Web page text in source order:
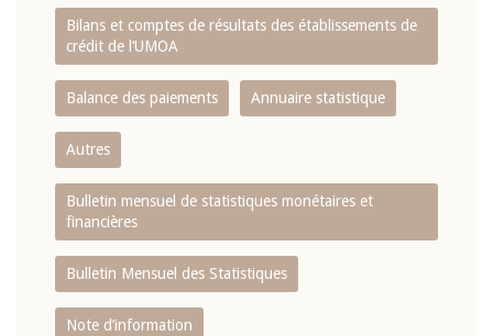
Bilans et comptes de résultats des établissements de
crédit de l‘UMOA
Balance des paiements Annuaire statistique
Autres
Bulletin mensuel de statistiques monétaires et
financières
Bulletin Mensuel des Statistiques
Note d’information